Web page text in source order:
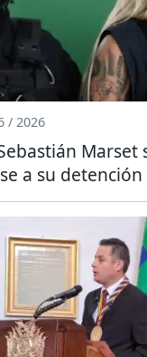
/ 2026
Marset
a su